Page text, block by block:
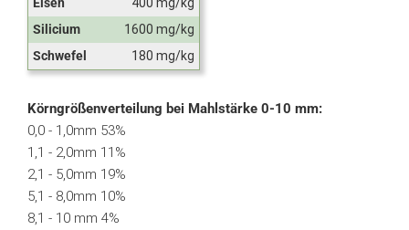
Silicium
1600 mg/kg
Schwefel
180 mg/kg
Körngrößenverteilung bei Mahlstärke 0-10 mm:
0,0 - 1,0mm 53%
1,1 - 2,0mm 11%
2,1 - 5,0mm 19%
5,1 - 8,0mm 10%
8,1 - 10 mm 4%